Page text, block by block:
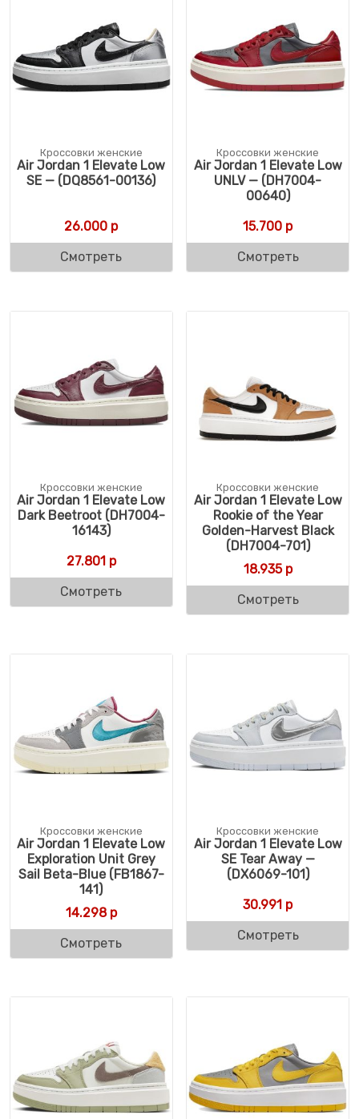
Кроссовки женские
Air Jordan 1 Elevate Low
SE — (DQ8561-00136)
26.000 р
Смотреть
Кроссовки женские
Air Jordan 1 Elevate Low
UNLV — (DH7004-
00640)
15.700 р
Смотреть
Кроссовки женские
Air Jordan 1 Elevate Low
Dark Beetroot (DH7004-
16143)
27.801 р
Смотреть
Кроссовки женские
Air Jordan 1 Elevate Low
Rookie of the Year
Golden-Harvest Black
(DH7004-701)
18.935р
Смотреть
Кроссовки женские
Air Jordan 1 Elevate Low
Exploration Unit Grey
Sail Beta-Blue (FB1867-
141)
14.298р
Смотреть
Кроссовки женские
Air Jordan 1 Elevate Low
SE Tear Away —
(DX6069-101)
30.991 р
Смотреть